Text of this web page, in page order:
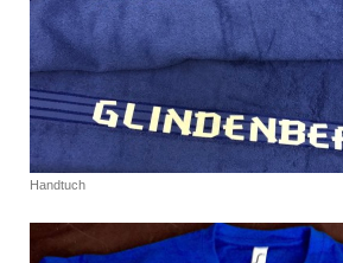
Handtuch